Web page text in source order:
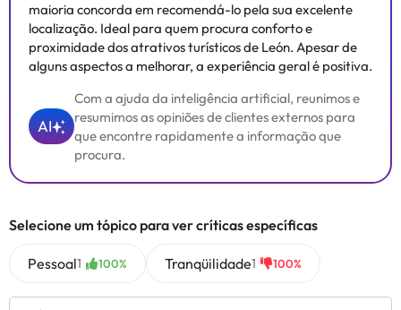
maioria concorda em recomendá-lo pela sua excelente
localização. Ideal para quem procura conforto e
proximidade dos atrativos turísticos de León. Apesar de
alguns aspectos a melhorar, a experiência geral é positiva.
AI
Com a ajuda da inteligência artificial, reunimos e
resumimos as opiniões de clientes externos para
que encontre rapidamente a informação que
procura.
Selecione um tópico para ver críticas específicas
Pessoal1 100% Tranqüilidade1 100%